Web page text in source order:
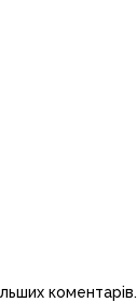
коментарів.